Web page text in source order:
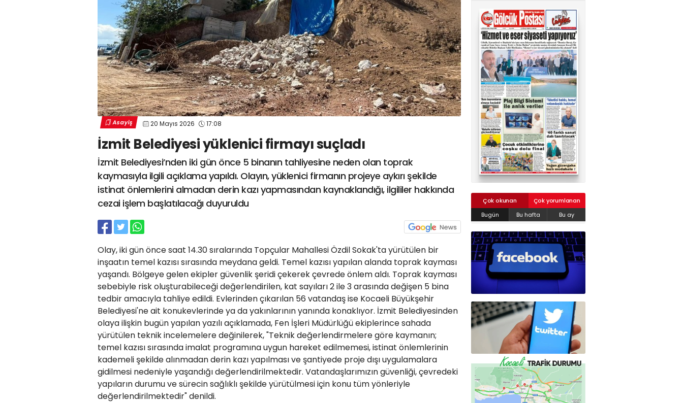
Asayiş 20 Mayıs 2026 17:08
İzmit Belediyesi yüklenici firmayı suçladı
İzmit Belediyesi’nden iki gün önce 5 binanın tahliyesine neden olan toprak
kaymasıyla ilgili açıklama yapıldı. Olayın, yüklenici firmanın projeye aykırı şekilde
istinat önlemlerini almadan derin kazı yapmasından kaynaklandığı, ilgililer hakkında
cezai işlem başlatılacağı duyuruldu
Olay, iki gün önce saat 14.30 sıralarında Topçular Mahallesi Özdil Sokak'ta yürütülen bir
inşaatın temel kazısı sırasında meydana geldi. Temel kazısı yapılan alanda toprak kayması
yaşandı. Bölgeye gelen ekipler güvenlik şeridi çekerek çevrede önlem aldı. Toprak kayması
sebebiyle risk oluşturabileceği değerlendirilen, kat sayıları 2 ile 3 arasında değişen 5 bina
tedbir amacıyla tahliye edildi. Evlerinden çıkarılan 56 vatandaş ise Kocaeli Büyükşehir
Belediyesi'ne ait konukevlerinde ya da yakınlarının yanında konaklıyor. İzmit Belediyesinden
olaya ilişkin bugün yapılan yazılı açıklamada, Fen İşleri Müdürlüğü ekiplerince sahada
yürütülen teknik incelemelere değinilerek, "Teknik değerlendirmelere göre kaymanın;
temel kazısı sırasında imalat programına uygun hareket edilmemesi, istinat önlemlerinin
kademeli şekilde alınmadan derin kazı yapılması ve şantiyede proje dışı uygulamalara
gidilmesi nedeniyle yaşandığı değerlendirilmektedir. Vatandaşlarımızın güvenliği, çevredeki
yapıların durumu ve sürecin sağlıklı şekilde yürütülmesi için konu tüm yönleriyle
değerlendirilmektedir" denildi.
Çok okunan
Çok yorumlanan
Bugün
Bu hafta Bu ay
02624132333
haber@golcukpostasi.com